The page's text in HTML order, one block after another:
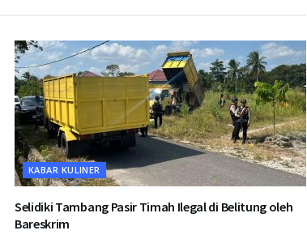
KABAR KULINER
Selidiki Tambang Pasir Timah Ilegal di Belitung oleh
Bareskrim